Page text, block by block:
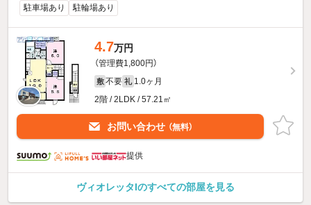
駐車場あり 駐輪場あり
4.7万円
（管理費1,800円）
敷 不要 礼 1.0ヶ月
2階 / 2LDK / 57.21㎡
お問い合わせ （無料）
提供
ヴィオレッタIのすべての部屋を見る